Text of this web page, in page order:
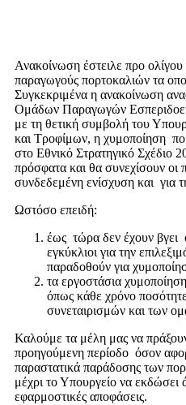
Ανακοίνωση έστειλε προ
παραγωγούς πορτοκαλιών τα
Συγκεκριμένα η ανακοίνωση
Ομάδων Παραγωγών
με τη θετική συμβολή του
και Τροφίμων, η χυμοποίηση
στο Εθνικό Στρατηγικό Σχέδιο
πρόσφατα και θα συνεχίσουν οι
συνδεδεμένη ενίσχυση και για
Ωστόσο επειδή:
έως τώρα δεν έχουν βγει
εγκύκλιοι για την
παραδοθούν για
τα εργοστάσια
όπως κάθε χρόνο
συνεταιρισμών και των
Καλούμε τα μέλη μας να
προηγούμενη περίοδο όσον
παραστατικά παράδοσης των
μέχρι το Υπουργείο να εκδώσει
εφαρμοστικές αποφάσεις.